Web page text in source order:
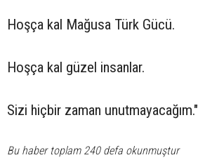
Hoşça kal Mağusa Türk Gücü.
Hoşça kal güzel insanlar.
Sizi hiçbir zaman unutmayacağım."
Bu haber toplam 240 defa okunmuştur